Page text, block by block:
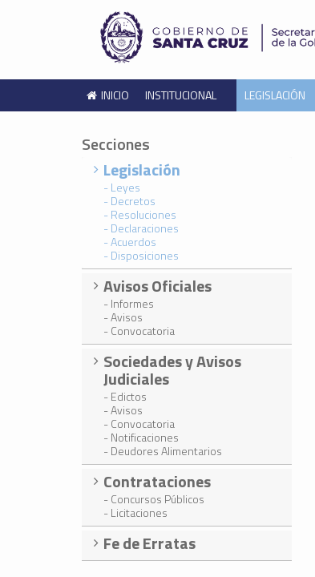
INICIO INSTITUCIONAL LEGISLACIÓN
Secciones
Legislación
- Leyes
- Decretos
- Resoluciones
- Declaraciones
- Acuerdos
- Disposiciones
Avisos Oficiales
- Informes
- Avisos
- Convocatoria
Sociedades y Avisos
Judiciales
- Edictos
- Avisos
- Convocatoria
- Notificaciones
- Deudores Alimentarios
Contrataciones
- Concursos Públicos
- Licitaciones
Fe de Erratas